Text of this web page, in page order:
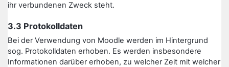
ihr verbundenen Zweck steht.
3.3 Protokolldaten
Bei der Verwendung von Moodle werden im Hintergrund
sog. Protokolldaten erhoben. Es werden insbesondere
Informationen darüber erhoben, zu welcher Zeit mit welcher